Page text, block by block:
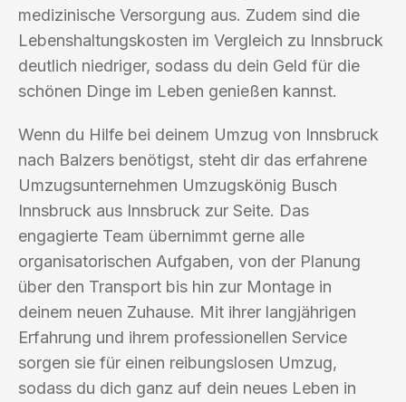
medizinische Versorgung aus. Zudem sind die
Lebenshaltungskosten im Vergleich zu Innsbruck
deutlich niedriger, sodass du dein Geld für die
schönen Dinge im Leben genießen kannst.
Wenn du Hilfe bei deinem Umzug von Innsbruck
nach Balzers benötigst, steht dir das erfahrene
Umzugsunternehmen Umzugskönig Busch
Innsbruck aus Innsbruck zur Seite. Das
engagierte Team übernimmt gerne alle
organisatorischen Aufgaben, von der Planung
über den Transport bis hin zur Montage in
deinem neuen Zuhause. Mit ihrer langjährigen
Erfahrung und ihrem professionellen Service
sorgen sie für einen reibungslosen Umzug,
sodass du dich ganz auf dein neues Leben in